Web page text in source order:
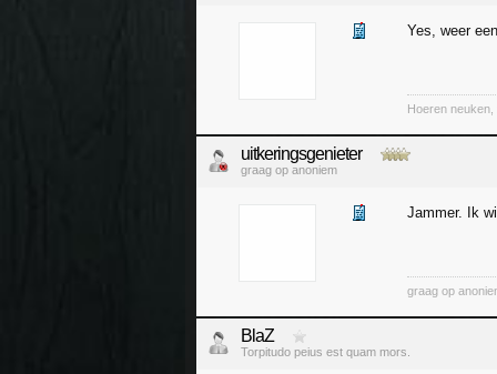
Yes, weer
Hoeren neuken,
uitkeringsgenieter
graag op anoniem
Jammer. Ik
graag op
BlaZ
Torpitudo peius est quam mors.